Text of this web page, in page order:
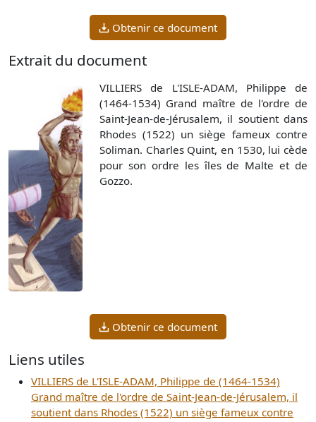
Obtenir ce document
Extrait du document
VILLIERS de L'ISLE-ADAM, Philippe de
(1464-1534) Grand maître de l'ordre de
Saint-Jean-de-Jérusalem, il soutient dans
Rhodes (1522) un siège fameux contre
Soliman. Charles Quint, en 1530, lui cède
pour son ordre les îles de Malte et de
Gozzo.
Obtenir ce document
Liens utiles
VILLIERS de L'ISLE-ADAM, Philippe de (1464-1534)
Grand maître de l'ordre de Saint-Jean-de-Jérusalem, il
soutient dans Rhodes (1522) un siège fameux contre